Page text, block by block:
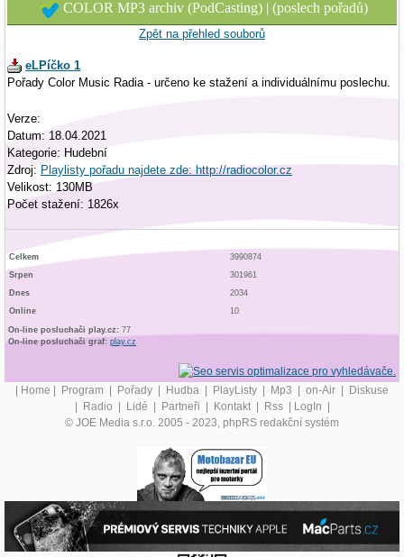
COLOR MP3 archiv (PodCasting) | (poslech pořadů)
Zpět na přehled souborů
eLPíčko 1
Pořady Color Music Radia - určeno ke stažení a individuálnímu poslechu.
Verze:
Datum: 18.04.2021
Kategorie: Hudební
Zdroj: Playlisty pořadu najdete zde: http://radiocolor.cz
Velikost: 130MB
Počet stažení: 1826x
Celkem
3990874
Srpen
301961
Dnes
2034
Online
10
On-line posluchači play.cz: 77
On-line posluchači graf: play.cz
| Home | Program | Pořady | Hudba | PlayListy | Mp3 | on-Air | Diskuse
| Radio | Lidé | Partneři | Kontakt | Rss | LogIn |
© JOE Media s.r.o. 2005 - 2023, phpRS redakční systém